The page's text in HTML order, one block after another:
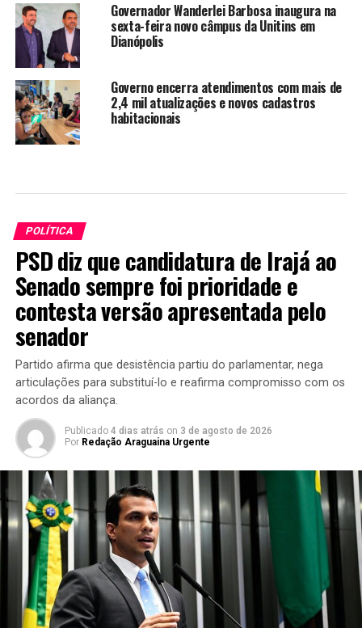
Governador Wanderlei Barbosa inaugura na
sexta-feira novo câmpus da Unitins em
Dianópolis
Governo encerra atendimentos com mais de
2,4 mil atualizações e novos cadastros
habitacionais
POLÍTICA
PSD diz que candidatura de Irajá ao
Senado sempre foi prioridade e
contesta versão apresentada pelo
senador
Partido afirma que desistência partiu do parlamentar, nega
articulações para substituí-lo e reafirma compromisso com os
acordos da aliança.
Publicado 4 dias atrás on 3 de agosto de 2026
Por Redação Araguaina Urgente